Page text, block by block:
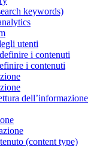
keywords)
utenti
i contenuti
i contenuti
dell’informazione
(content type)